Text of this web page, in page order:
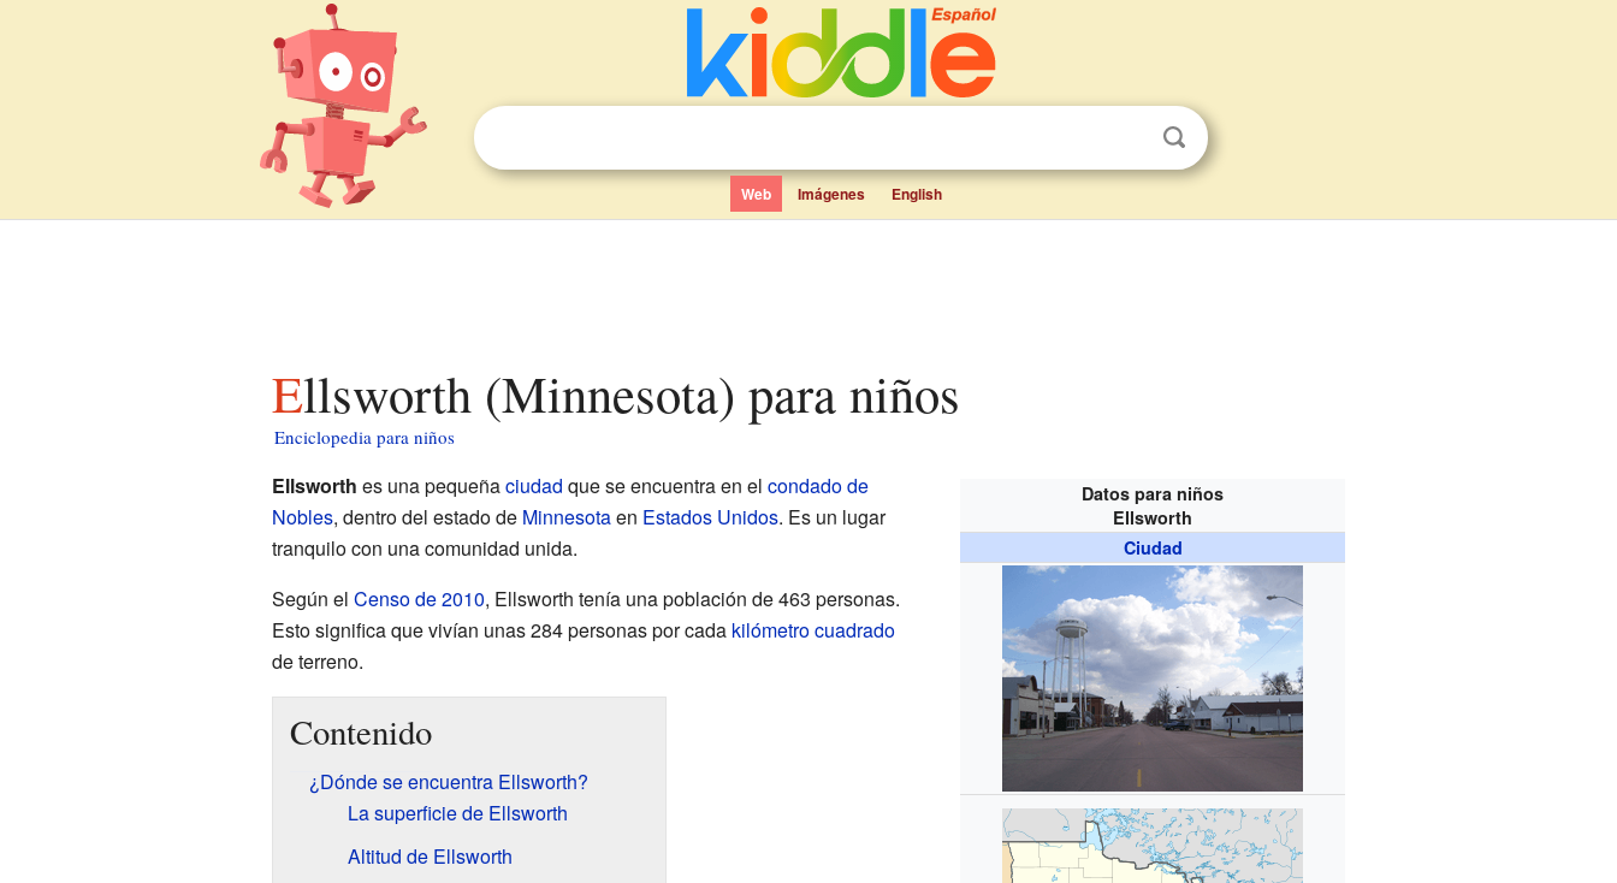
Web Imágenes English
Ellsworth (Minnesota) para niños
Enciclopedia para niños
Datos para niños
Ellsworth
Ciudad
Ellsworth es una pequeñaciudad que se encuentra en el condado de
Nobles, dentro del estado de Minnesotaen Estados Unidos. Es un lugar
tranquilo con una comunidad unida.
Según el Censo de 2010, Ellsworth tenía una población de 463 personas.
Esto significa que vivían unas 284 personas por cada kilómetro cuadrado
de terreno.
Contenido
¿Dónde se encuentra Ellsworth?
La superficie de Ellsworth
Altitud de Ellsworth